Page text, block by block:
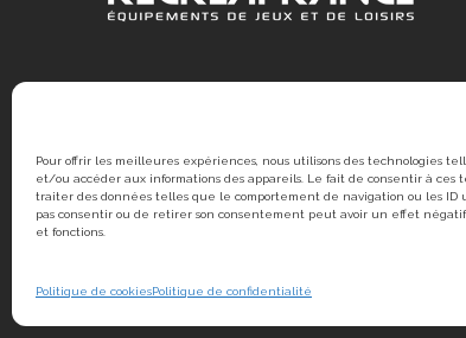
Pour offrir les meilleures expériences, nous utilisons des technologies
et/ou accéder aux informations des appareils. Le fait de consentir à ces
traiter des données telles que le comportement de navigation ou les ID
pas consentir ou de retirer son consentement peut avoir un effet
et fonctions.
Politique de cookiesPolitique de confidentialité
© 2020 RÉCRÉAFRANCE | Une